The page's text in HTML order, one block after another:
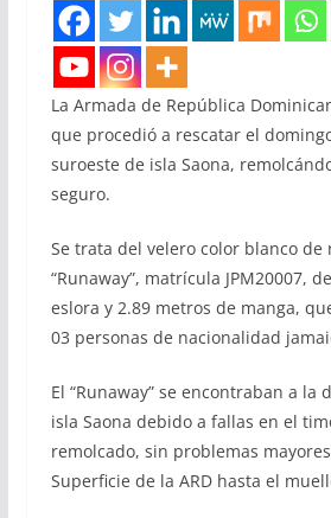
La Armada de República
que procedió a rescatar el
suroeste de isla Saona,
seguro.
Se trata del velero color blanco de
“Runaway”, matrícula JPM20007,
eslora y 2.89 metros de manga,
03 personas de nacionalidad
El “Runaway” se encontraban a la
isla Saona debido a fallas en el
remolcado, sin problemas
Superficie de la ARD hasta el